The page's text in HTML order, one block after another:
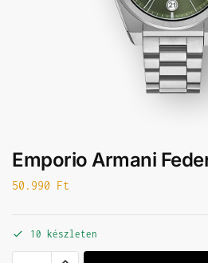
Emporio Armani
50.990 Ft
10 készleten